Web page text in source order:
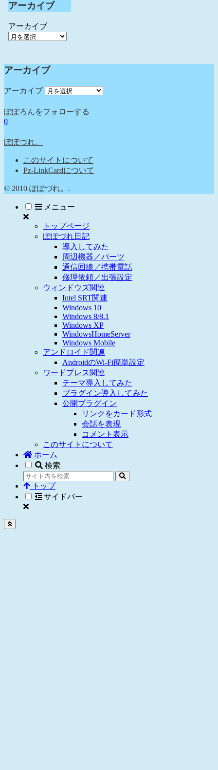
アーカイブ
アーカイブ
アーカイブ
アーカイブ
ぽぽろんをフォローする
0
ぽぽづれ。
このサイトについて
Pz-LinkCardについて
© 2010 ぽぽづれ。.
メニュー
トップページ
ぽぽづれ日記
導入してみた
周辺機器／パーツ
通信回線／携帯電話
修理依頼／出張設定
ウィンドウズ関連
Intel SRT関連
Windows 10
Windows 8/8.1
Windows XP
WindowsHomeServer
Windows Mobile
アンドロイド関連
AndroidのWi-Fi簡単設定
ワードプレス関連
テーマ導入してみた
プラグイン導入してみた
公開プラグイン
リンクをカード形式
会話を表現
コメント表示
このサイトについて
ホーム
検索
トップ
サイドバー